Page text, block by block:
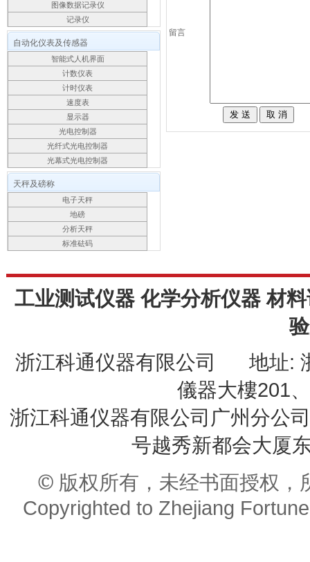
图像数据记录仪
记录仪
自动化仪表及传感器
智能式人机界面
计数仪表
计时仪表
速度表
显示器
光电控制器
光纤式光电控制器
光幕式光电控制器
天秤及磅称
电子天秤
地磅
分析天秤
标准砝码
留言
工业测试仪器 化学分析仪器 材
浙江科通仪器有限公司 地址:
儀器大樓201
浙江科通仪器有限公司广州分
号越秀新都会大厦
© 版权所有，未经书面授权，
Copyrighted to Zhejiang